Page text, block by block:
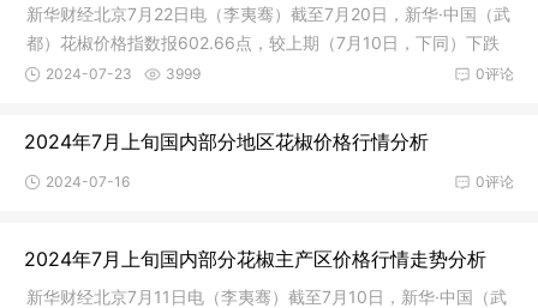
椒价格指数报645.96点，较上期上涨0.41%，较基期下跌35.4
0%；一级花椒价格指数报598.55点，较上期上涨1.12%，较基
新华财经北京7月22日电（李夷骞）截至7月20日，新华·中国（武
都）花椒价格指数报602.66点，较上期（7月10日，下同）下跌
0.39点，跌幅0.06%；与基期相比，下跌397.34点，跌幅39.7
新华·中国（武都）花椒价格指数年度间对比数据来源：新华财经
数据库从质量等级维度来看，截至7月20日，特级花椒价格指数报
643.32点，较上期下跌0.19%，较基期下跌35.67%；一级花椒价
0评论
2024-07-23 3999
2024年7月上旬国内部分地区花椒价格行情分析
0评论
2024-07-16
2024年7月上旬国内部分花椒主产区价格行情走势分析
新华财经北京7月11日电（李夷骞）截至7月10日，新华·中国（武